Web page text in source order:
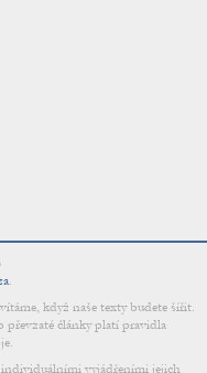
.
když naše texty budete šířit.
převzaté články platí pravidla
vyjádřeními jejich